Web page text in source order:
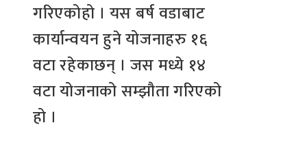
गरिएकोहो । यस बर्ष वडाबाट
कार्यान्वयन हुने योजनाहरु १६
वटा रहेकाछन् । जस मध्ये १४
वटा योजनाको सम्झौता गरिएको
हो ।